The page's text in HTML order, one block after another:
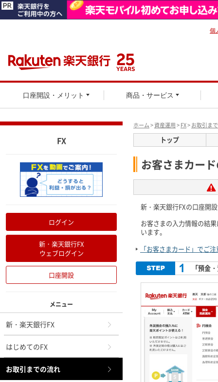
口座開設・メリット 商品・サービス
個
ホーム>資産運用>FX>お取引ま
トップ
お客さまカー
新・楽天銀行FXの口座開
お客さまの入力情報の結
います。
「お客さまカード」でご
「預金
FX
ログイン
新・楽天銀行FX
ウェブログイン
口座開設
メニュー
新・楽天銀行FX
はじめてのFX
お取引までの流れ